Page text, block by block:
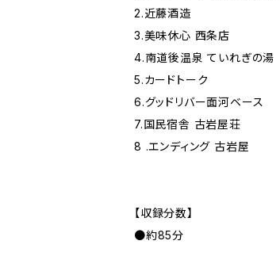
2.近藤酒造
3.美味休心 西条店
4.南道後温泉 ていれぎの湯
5.カードトーク
6.グッドリバー面河ベース
7.国民宿舎 古岩屋荘
8 .エンディング 古岩屋
【収録分数】
●約85分